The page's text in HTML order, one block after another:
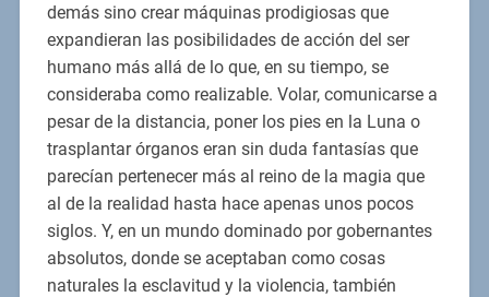
demás sino crear máquinas prodigiosas que
expandieran las posibilidades de acción del ser
humano más allá de lo que, en su tiempo, se
consideraba como realizable. Volar, comunicarse a
pesar de la distancia, poner los pies en la Luna o
trasplantar órganos eran sin duda fantasías que
parecían pertenecer más al reino de la magia que
al de la realidad hasta hace apenas unos pocos
siglos. Y, en un mundo dominado por gobernantes
absolutos, donde se aceptaban como cosas
naturales la esclavitud y la violencia, también